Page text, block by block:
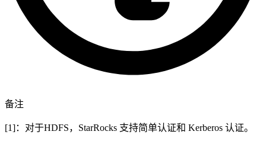
备注
[1]：对于HDFS，StarRocks 支持简单认证和 Kerberos 认证。